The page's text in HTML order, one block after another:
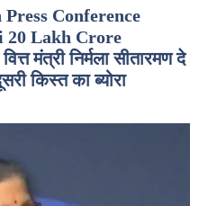
Conference
20 Lakh Crore
मंत्री निर्मला सीतारमण दे
किस्त का ब्योरा